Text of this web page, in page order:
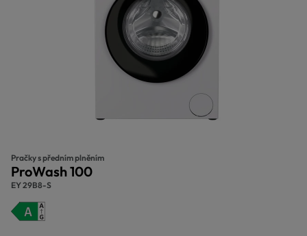
Pračky s předním plněním
ProWash 100
EY 29B8-S